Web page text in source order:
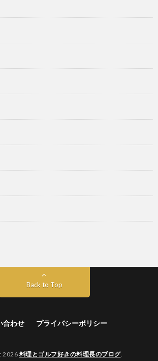
Back to Top
合わせ プライバシーポリシー
2026 料理とゴルフ好きの料理長のブログ.